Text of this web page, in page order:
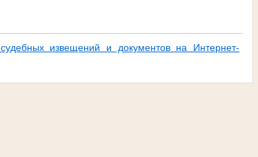
извещений и документов на Интернет-